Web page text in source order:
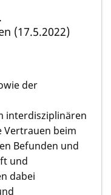
(17.5.2022)
der
interdisziplinären
Vertrauen beim
Befunden und
und
dabei